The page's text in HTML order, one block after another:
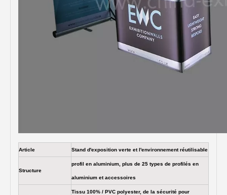
Article Stand d'exposition verte et l'environnement réutilisable
Structure
profil en aluminium, plus de 25 types de profilés en
aluminium et accessoires
Tissu 100% / PVC polyester, de la sécurité pour